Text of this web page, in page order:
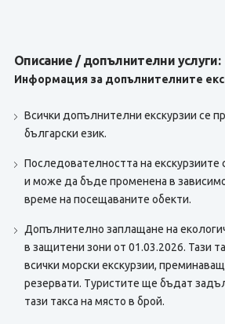
Описание / допълнителни услуги:
Информация за допълнителните
Всички допълнителни екскурзии се
български език.
Последователността на екскурзиите
и може да бъде променена в
време на посещаваните обекти.
Допълнително заплащане на
в защитени зони от 01.03.2026. Тази
всички морски екскурзии,
резервати. Туристите ще бъдат
тази такса на място в брой.